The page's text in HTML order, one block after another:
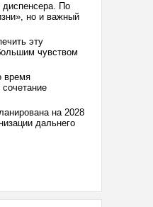
диспенсера. По
но и важный
эту
чувством
время
на 2028
дальнего